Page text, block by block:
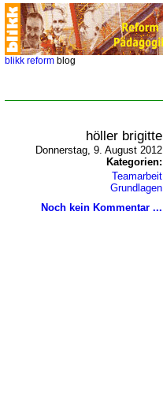
blikk reform blog
höller brigitte
Donnerstag, 9. August 2012
Kategorien:
Teamarbeit
Grundlagen
Noch kein Kommentar ...